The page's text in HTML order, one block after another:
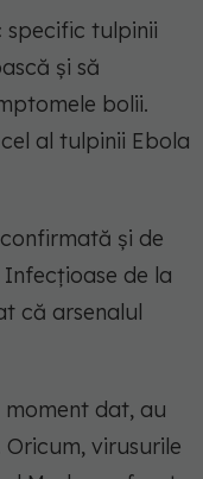
specific tulpinii
și să
bolii.
al tulpinii Ebola
și de
Infecțioase de la
că arsenalul
moment dat, au
virusurile